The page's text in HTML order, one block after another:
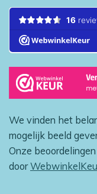
We vinden het
mogelijk beeld
Onze
door